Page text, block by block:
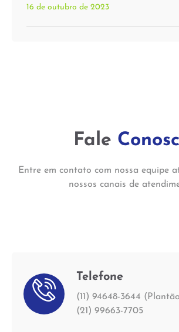
16 de outubro de 2023
Fale
Entre em contato com nossa equipe
nossos canais de
Telefone
(11) 94648-3644
(21) 99663-7705